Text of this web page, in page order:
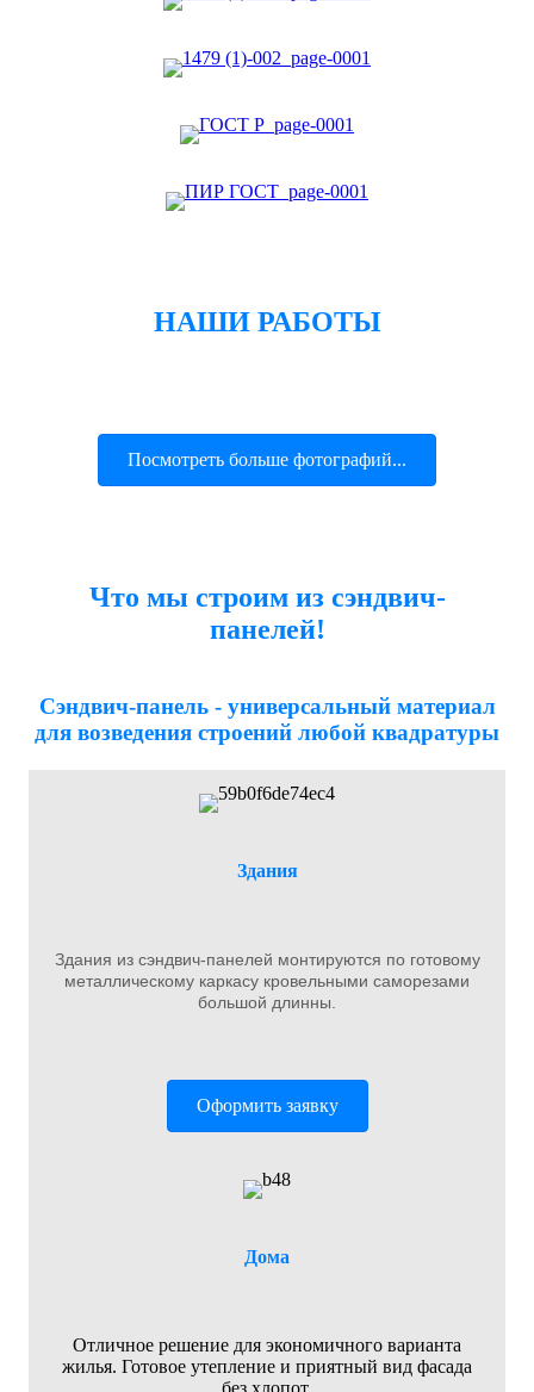
НАШИ РАБОТЫ
Посмотреть больше фотографий...
Что мы строим из сэндвич-
панелей!
Сэндвич-панель - универсальный материал
для возведения строений любой квадратуры
Здания
Здания из сэндвич-панелей монтируются по готовому
металлическому каркасу кровельными саморезами
большой длинны.
Оформить заявку
Дома
Отличное решение для экономичного варианта
жилья. Готовое утепление и приятный вид фасада
без хлопот.